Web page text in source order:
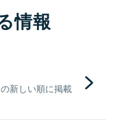
情報
新しい順に掲載